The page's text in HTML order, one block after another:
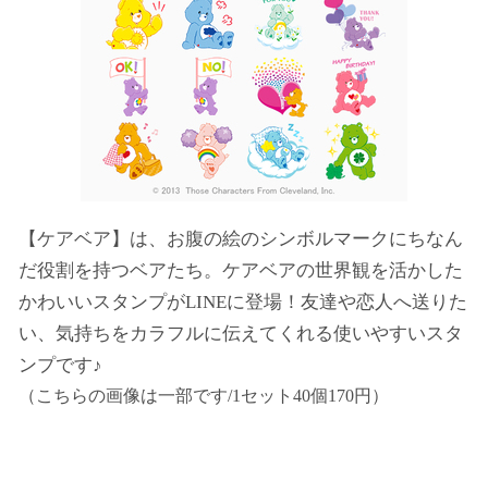
【ケアベア】は、お腹の絵のシンボルマークにちなん
だ役割を持つベアたち。ケアベアの世界観を活かした
かわいいスタンプがLINEに登場！友達や恋人へ送りた
い、気持ちをカラフルに伝えてくれる使いやすいスタ
ンプです♪
（こちらの画像は一部です/1セット40個170円）